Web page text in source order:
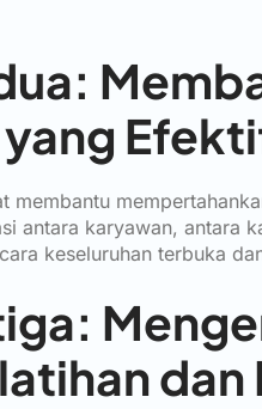
membantu
antara karyawan, antara
keseluruhan terbuka